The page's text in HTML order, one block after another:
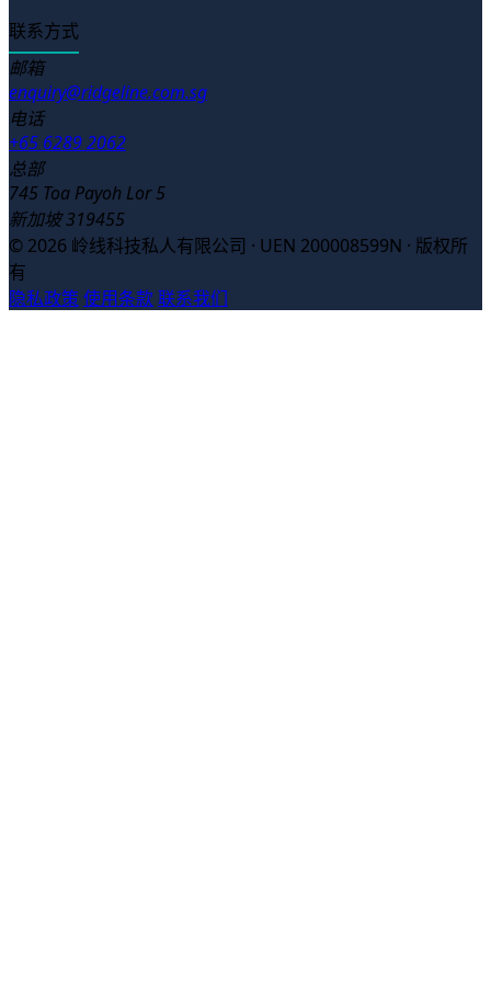
联系方式
邮箱
enquiry@ridgeline.com.sg
电话
+65 6289 2062
总部
745 Toa Payoh Lor 5
新加坡 319455
© 2026 岭线科技私人有限公司 · UEN 200008599N · 版权所
有
隐私政策 使用条款 联系我们